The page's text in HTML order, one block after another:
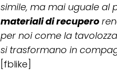
simile, ma mai uguale al
materiali di recupero
per noi come la
si trasformano in
[fblike]